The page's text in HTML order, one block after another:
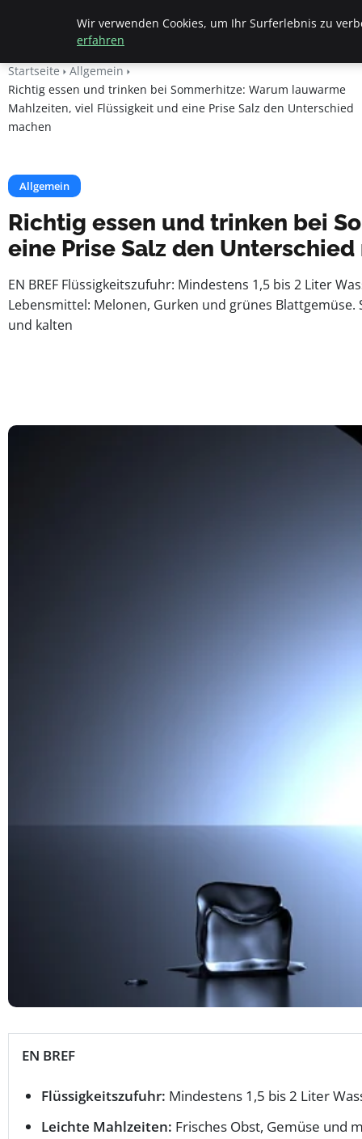
Beyond Surface
Startseite
Allgemein
Richtig essen und trinken bei Sommerhitze: Warum lauwarme
Mahlzeiten, viel Flüssigkeit und eine Prise Salz den Unterschied
machen
Allgemein
Richtig essen und trinken bei
eine Prise Salz den Unterschied
EN BREF Flüssigkeitszufuhr: Mindestens 1,5 bis 2 Liter
Lebensmittel: Melonen, Gurken und grünes
und kalten
EN BREF
Flüssigkeitszufuhr: Mindestens 1,5 bis 2 Liter
Leichte Mahlzeiten: Frisches Obst, Gemüse und
Wir verwenden Cookies, um Ihr Surferlebnis zu
erfahren